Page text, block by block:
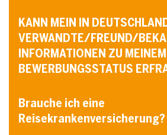
KANN MEIN IN
VERWANDTE/FREUND/
INFORMATIONEN ZU MEINEM
BEWERBUNGSSTATUS
Brauche ich eine
Reisekrankenversicherung?